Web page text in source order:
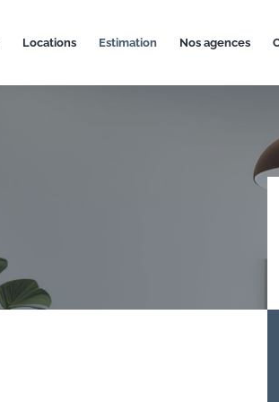
locations estimation nos agences